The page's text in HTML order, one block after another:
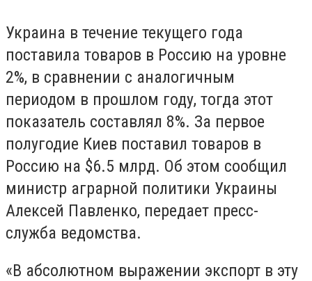
Украина в течение текущего года
поставила товаров в Россию на уровне
2%, в сравнении с аналогичным
периодом в прошлом году, тогда этот
показатель составлял 8%. За первое
полугодие Киев поставил товаров в
Россию на $6.5 млрд. Об этом сообщил
министр аграрной политики Украины
Алексей Павленко, передает пресс-
служба ведомства.
«В абсолютном выражении экспорт в эту